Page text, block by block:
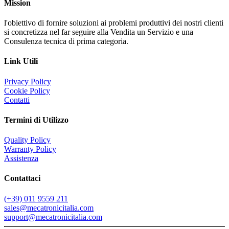
Mission
l'obiettivo di fornire soluzioni ai problemi produttivi dei nostri clienti
si concretizza nel far seguire alla Vendita un Servizio e una
Consulenza tecnica di prima categoria.
Link Utili
Privacy Policy
Cookie Policy
Contatti
Termini di Utilizzo
Quality Policy
Warranty Policy
Assistenza
Contattaci
(+39) 011 9559 211
sales@mecatronicitalia.com
support@mecatronicitalia.com